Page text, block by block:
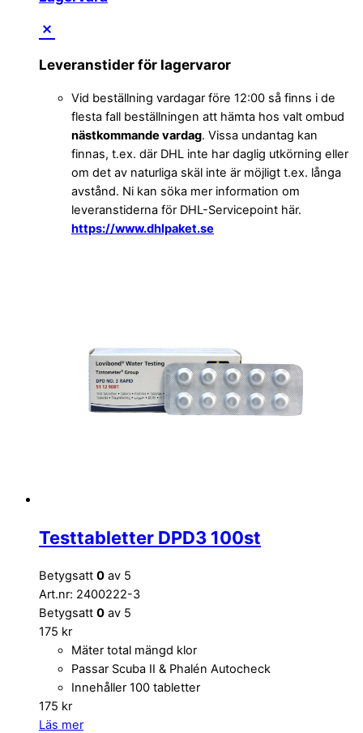
Leveranstider för lagervaror
Vid beställning vardagar före 12:00 så finns i de
flesta fall beställningen att hämta hos valt ombud
nästkommande vardag. Vissa undantag kan
finnas, t.ex. där DHL inte har daglig utkörning eller
om det av naturliga skäl inte är möjligt t.ex. långa
avstånd. Ni kan söka mer information om
leveranstiderna för DHL-Servicepoint här.
https://www.dhlpaket.se
Testtabletter DPD3 100st
Betygsatt 0 av 5
Art.nr: 2400222-3
Betygsatt 0 av 5
175 kr
Mäter total mängd klor
Passar Scuba II & Phalén Autocheck
Innehåller 100 tabletter
175 kr
Läs mer